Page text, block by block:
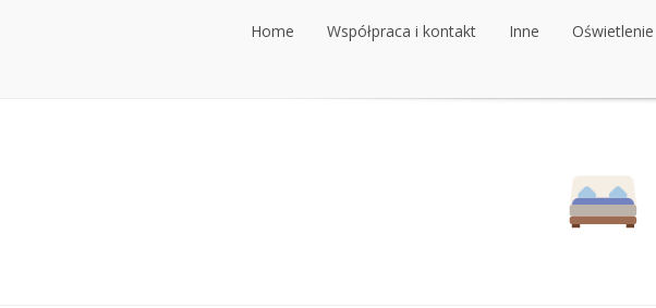
Home Współpraca i kontakt
Współpraca i kontakt
Inne
Inne
Oświetlenie
Oświetlenie